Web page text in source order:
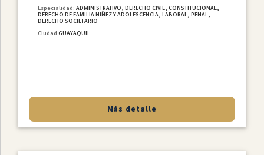
Especialidad:ADMINISTRATIVO, DERECHO CIVIL, CONSTITUCIONAL,
DERECHO DE FAMILIA NIÑEZ Y ADOLESCENCIA, LABORAL, PENAL,
DERECHO SOCIETARIO
Ciudad GUAYAQUIL
Más detalle